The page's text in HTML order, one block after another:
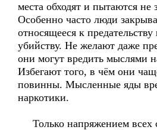
места обходят и пытаются не
Особенно часто люди
относящееся к
убийству. Не желают даже
они могут вредить мыслями
Избегают того, в чём они
повинны. Мысленные яды
наркотики.
Только напряжением всех